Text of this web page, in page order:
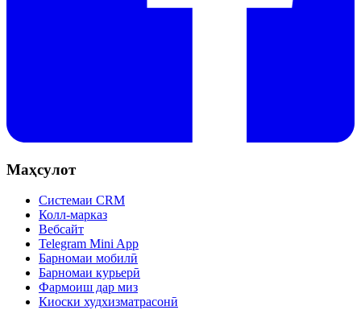
Маҳсулот
Системаи CRM
Колл-марказ
Вебсайт
Telegram Mini App
Барномаи мобилӣ
Барномаи курьерӣ
Фармоиш дар миз
Киоски худхизматрасонӣ